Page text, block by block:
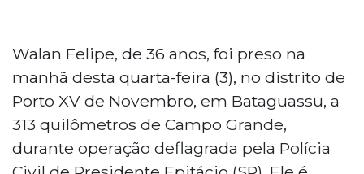
Walan Felipe, de 36 anos, foi preso na
manhã desta quarta-feira (3), no distrito de
Porto XV de Novembro, em Bataguassu, a
313 quilômetros de Campo Grande,
durante operação deflagrada pela Polícia